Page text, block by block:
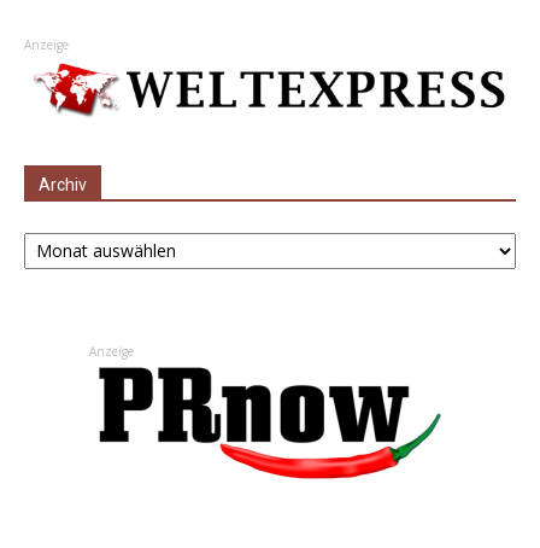
Anzeige
Archiv
Archiv
Anzeige